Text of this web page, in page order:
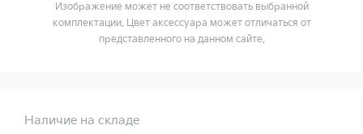
Изображение может не соответствовать выбранной
комплектации. Цвет аксессуара может отличаться от
представленного на данном сайте.
Наличие на складе